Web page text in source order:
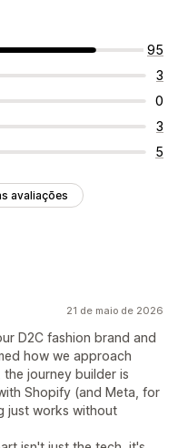
95
3
0
3
5
avaliações
21 de maio de 2026
D2C fashion brand and
how we approach
journey builder is
Shopify (and Meta, for
just works without